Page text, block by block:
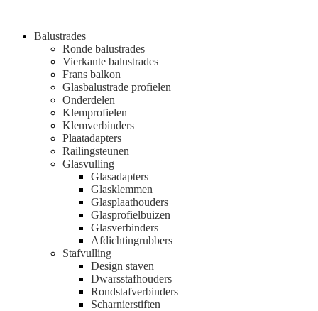
Balustrades
Ronde balustrades
Vierkante balustrades
Frans balkon
Glasbalustrade profielen
Onderdelen
Klemprofielen
Klemverbinders
Plaatadapters
Railingsteunen
Glasvulling
Glasadapters
Glasklemmen
Glasplaathouders
Glasprofielbuizen
Glasverbinders
Afdichtingrubbers
Stafvulling
Design staven
Dwarsstafhouders
Rondstafverbinders
Scharnierstiften